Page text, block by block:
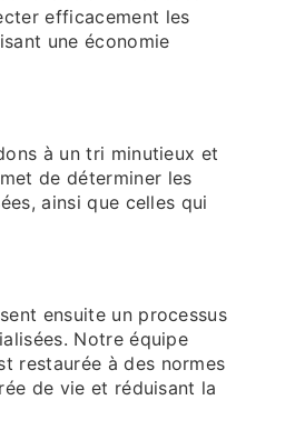
efficacement les
une économie
à un tri minutieux et
de déterminer les
ainsi que celles qui
ensuite un processus
Notre équipe
restaurée à des normes
de vie et réduisant la